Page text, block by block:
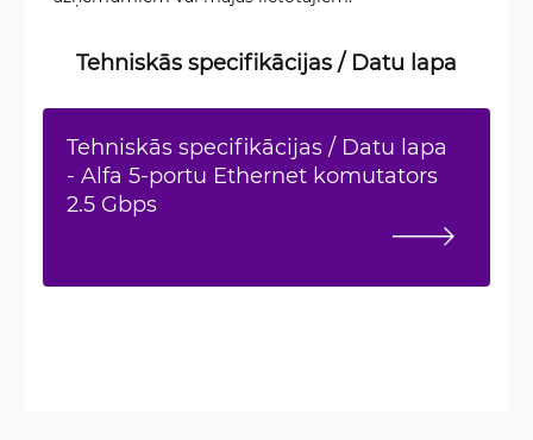
Tehniskās specifikācijas / Datu lapa
Tehniskās specifikācijas / Datu lapa
- Alfa 5-portu Ethernet komutators
2.5 Gbps